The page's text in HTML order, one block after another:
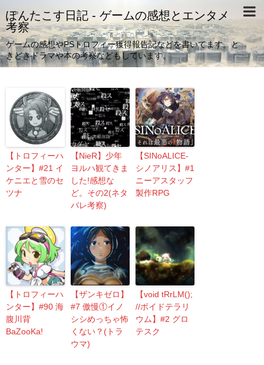
ぽんたこす日記 - ゲームの感想とエンタメ
考察
ゲームの感想やPSトロフィー獲得報告記などを書いてます。と
きどきドラマや本の考察などもしています。
【トロフィーハ
ンター】#21 イ
ケニエと雪のセ
ツナ
【NieR】少年
ヨルハ観てきま
した!感想な
ど。その2(ネタ
バレ考察)
【SINoALICE-
シノアリス】#1
ニーアスタッフ
製作RPG
【トロフィーハ
ンター】#90 海
腹川背
BaZooKa!
【ザンキゼロ】
#7 傲慢①イノ
シシめっちゃ怖
くない？(トラ
ウマ)
【void tRrLM();
//ボイドテラリ
ウム】#2 グロ
テスク